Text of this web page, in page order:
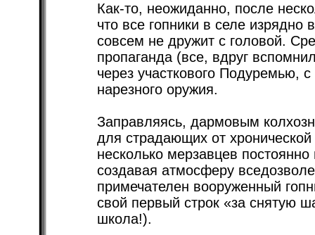
Как-то, неожиданно, после
что все гопники в селе
совсем не дружит с головой.
пропаганда (все, вдруг
через участкового Подуремью,
нарезного оружия.
Заправляясь, дармовым
для страдающих от
несколько мерзавцев
создавая атмосферу
примечателен вооруженный
свой первый строк «за снятую
школа!).